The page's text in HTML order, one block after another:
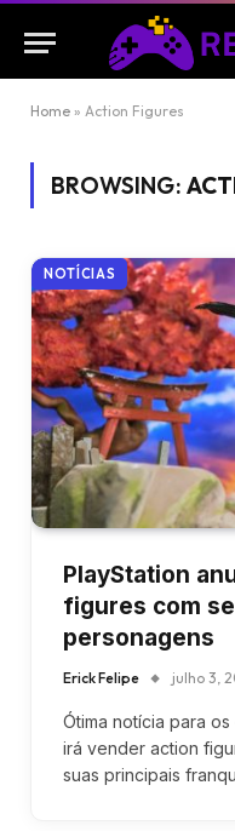
Home » Action Figures
BROWSING:
NOTÍCIAS
PlayStation
figures com
personagens
Erick Felipe julho 3,
Ótima notícia para
irá vender action
suas principais